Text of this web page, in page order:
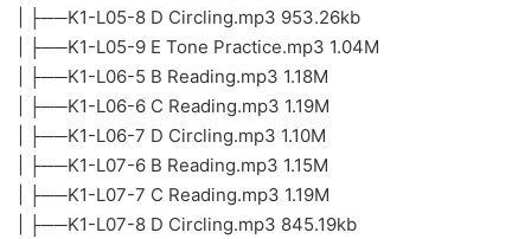
| ├──K1-L05-8 D Circling.mp3 953.26kb
| ├──K1-L05-9 E Tone Practice.mp3 1.04M
| ├──K1-L06-5 B Reading.mp3 1.18M
| ├──K1-L06-6 C Reading.mp3 1.19M
| ├──K1-L06-7 D Circling.mp3 1.10M
| ├──K1-L07-6 B Reading.mp3 1.15M
| ├──K1-L07-7 C Reading.mp3 1.19M
| ├──K1-L07-8 D Circling.mp3 845.19kb